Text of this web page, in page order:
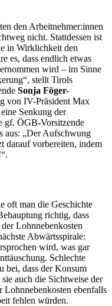
den Arbeitnehmer:innen
nicht. Stattdessen ist
in Wirklichkeit den
es, dass endlich etwas
wird – im Sinne
stellt Tirols
Sonja Föger-
von IV-Präsident Max
Senkung der
gf. ÖGB-Vorsitzende
aus: „Der Aufschwung
darauf vorbereiten, indem
oft man die Geschichte
richtig, dass
Lohnnebenkosten
Abwärtsspirale:
wird, was gar
Schlechte
bei, dass der Konsum
auch die Sichtweise der
Lohnnebenkosten ebenfalls
fehlen würden.